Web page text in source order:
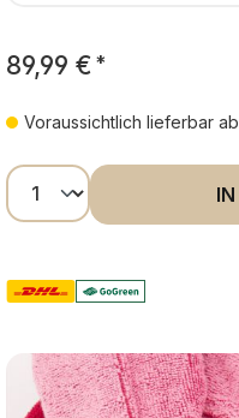
89,99 € *
Voraussichtlich lieferbar
Produkt Anzahl: